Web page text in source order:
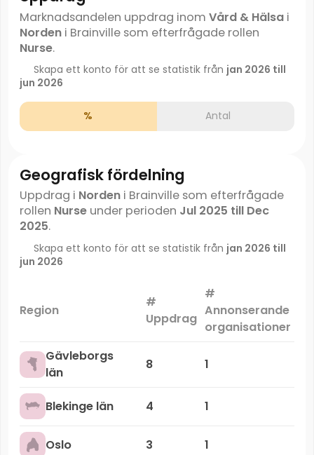
Marknadsandelen uppdrag inom Vård & Hälsai
Nordeni Brainville som efterfrågade rollen
Nurse.
Skapa ett konto för att se statistik från jan 2026 till
jun 2026
% Antal
Geografisk fördelning
Uppdrag i Nordeni Brainville som efterfrågade
rollen Nurseunder perioden Jul 2025 till Dec
2025.
Skapa ett konto för att se statistik från jan 2026 till
jun 2026
Region
#
Uppdrag
#
Annonserande
organisationer
Gävleborgs
län
8 1
Blekinge län 4 1
Oslo 3 1